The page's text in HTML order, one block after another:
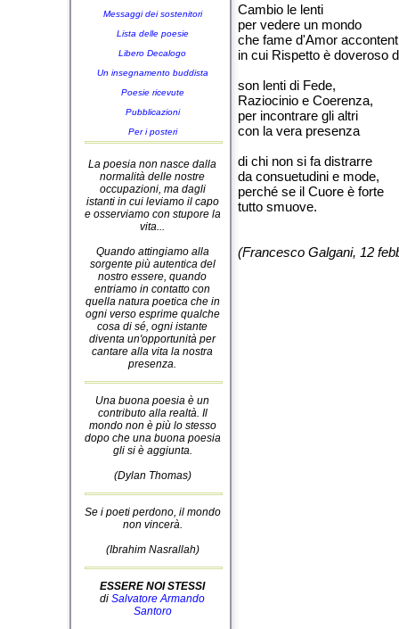
Messaggi dei sostenitori
Lista delle poesie
Libero Decalogo
Un insegnamento buddista
Poesie ricevute
Pubblicazioni
Per i posteri
La poesia non nasce dalla
normalità delle nostre
occupazioni, ma dagli
istanti in cui leviamo il capo
e osserviamo con stupore la
vita...
Quando attingiamo alla
sorgente più autentica del
nostro essere, quando
entriamo in contatto con
quella natura poetica che in
ogni verso esprime qualche
cosa di sé, ogni istante
diventa un'opportunità per
cantare alla vita la nostra
presenza.
Una buona poesia è un
contributo alla realtà. Il
mondo non è più lo stesso
dopo che una buona poesia
gli si è aggiunta.
(Dylan Thomas)
Se i poeti perdono, il mondo
non vincerà.
(Ibrahim Nasrallah)
ESSERE NOI STESSI
di Salvatore Armando
Santoro
Cambio le lenti
per vedere un mondo
che fame d'Amor
in cui Rispetto è doveroso
son lenti di Fede,
Raziocinio e Coerenza,
per incontrare gli altri
con la vera presenza
di chi non si fa distrarre
da consuetudini e mode,
perché se il Cuore è forte
tutto smuove.
(Francesco Galgani, 12